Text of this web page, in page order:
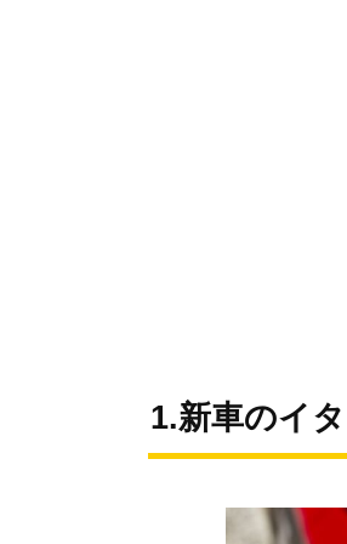
1.新車のイ